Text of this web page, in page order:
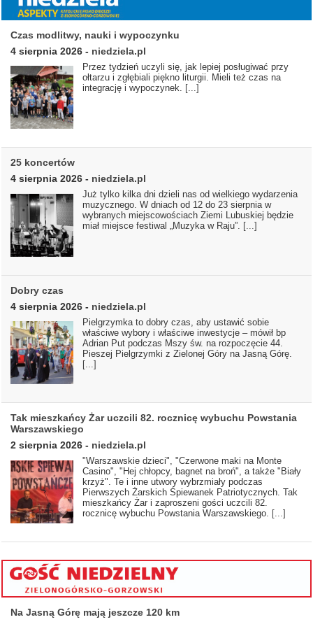
Czas modlitwy, nauki i wypoczynku
4 sierpnia 2026 - niedziela.pl
Przez tydzień uczyli się, jak lepiej posługiwać przy
ołtarzu i zgłębiali piękno liturgii. Mieli też czas na
integrację i wypoczynek. [...]
25 koncertów
4 sierpnia 2026 - niedziela.pl
Już tylko kilka dni dzieli nas od wielkiego wydarzenia
muzycznego. W dniach od 12 do 23 sierpnia w
wybranych miejscowościach Ziemi Lubuskiej będzie
miał miejsce festiwal „Muzyka w Raju”. [...]
Dobry czas
4 sierpnia 2026 - niedziela.pl
Pielgrzymka to dobry czas, aby ustawić sobie
właściwe wybory i właściwe inwestycje – mówił bp
Adrian Put podczas Mszy św. na rozpoczęcie 44.
Pieszej Pielgrzymki z Zielonej Góry na Jasną Górę.
[...]
Tak mieszkańcy Żar uczcili 82. rocznicę wybuchu Powstania
Warszawskiego
2 sierpnia 2026 - niedziela.pl
"Warszawskie dzieci", "Czerwone maki na Monte
Casino", "Hej chłopcy, bagnet na broń", a także "Biały
krzyż". Te i inne utwory wybrzmiały podczas
Pierwszych Żarskich Śpiewanek Patriotycznych. Tak
mieszkańcy Żar i zaproszeni gości uczcili 82.
rocznicę wybuchu Powstania Warszawskiego. [...]
Na Jasną Górę mają jeszcze 120 km